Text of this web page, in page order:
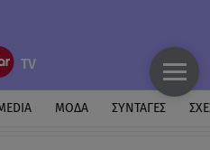
ΜΟΔΑ ΣΥΝΤΑΓΕΣ